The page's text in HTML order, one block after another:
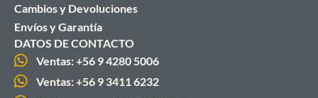
Cambios y Devoluciones
Envíos y Garantía
DATOS DE CONTACTO
Ventas: +56 9 4280 5006
Ventas: +56 9 3411 6232